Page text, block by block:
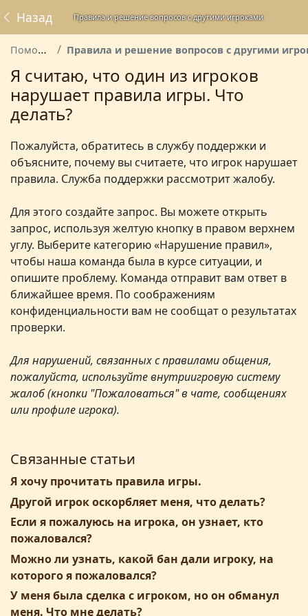
Правила и решение вопросов с другими игроками
Назад
Помощь Правила и решение вопросов с другими
Я считаю, что один из игроков
нарушает правила игры. Что
делать?
Пожалуйста, обратитесь в службу поддержки и
объясните, почему вы считаете, что игрок нарушает
правила. Служба поддержки рассмотрит жалобу.
Для этого создайте запрос. Вы можете открыть
запрос, используя желтую кнопку в правом верхнем
углу. Выберите категорию «Нарушение правил»,
чтобы наша команда была в курсе ситуации, и
опишите проблему. Команда отправит вам ответ в
ближайшее время. По соображениям
конфиденциальности вам не сообщат о результатах
проверки.
Для нарушений, связанных с правилами общения,
пожалуйста, используйте внутриигровую систему
жалоб (кнопки "Пожаловаться" в чате, сообщениях
или профиле игрока).
Связанные статьи
Я хочу прочитать правила игры.
Другой игрок оскорбляет меня, что делать?
Если я пожалуюсь на игрока, он узнает, кто
пожаловался?
Можно ли узнать, какой бан дали игроку, на
которого я пожаловался?
У меня была сделка с игроком, но он обманул
меня. Что мне делать?